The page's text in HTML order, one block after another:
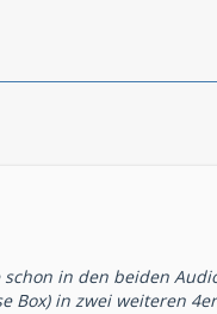
in den beiden
Box) in zwei weiteren